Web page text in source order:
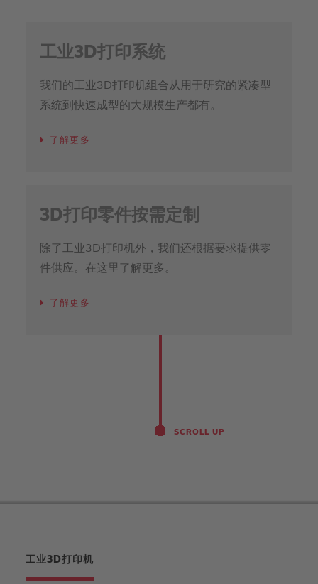
工业3D打印系统
我们的工业3D打印机组合从用于研究的紧凑型
系统到快速成型的大规模生产都有。
了解更多
3D打印零件按需定制
除了工业3D打印机外，我们还根据要求提供零
件供应。在这里了解更多。
了解更多
SCROLL UP
工业3D打印机